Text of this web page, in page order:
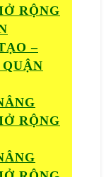
RỘNG
–
RỘNG